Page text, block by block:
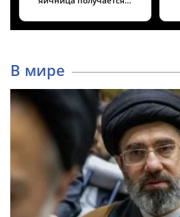
В мире